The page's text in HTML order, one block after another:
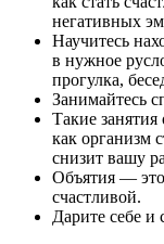
негативных
Научитесь
в нужное
прогулка,
Занимайтесь
Такие занятия
как организм
снизит вашу
Объятия —
счастливой.
Дарите себе и